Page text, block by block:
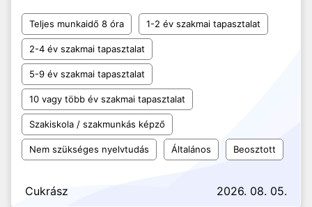
Teljes munkaidő 8 óra 1-2 év szakmai tapasztalat
2-4 év szakmai tapasztalat
5-9 év szakmai tapasztalat
10 vagy több év szakmai tapasztalat
Szakiskola / szakmunkás képző
Nem szükséges nyelvtudás Általános Beosztott
Cukrász 2026. 08. 05.